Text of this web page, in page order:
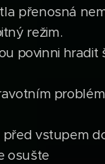
přenosná
režim.
povinni
vstupem
osušte